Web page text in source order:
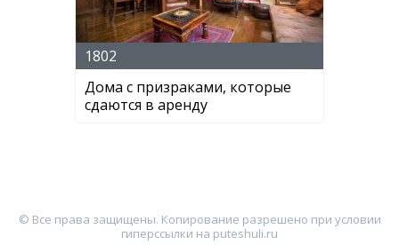
1802
Дома с призраками, которые
сдаются в аренду
© Все права защищены. Копирование разрешено при условии
гиперссылки на puteshuli.ru